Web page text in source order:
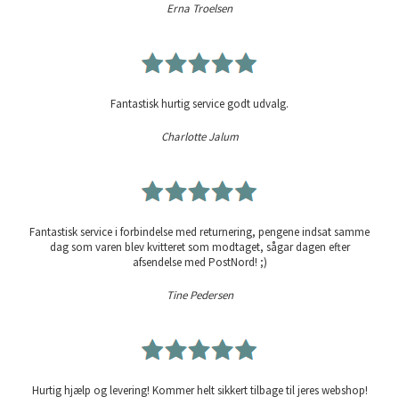
Erna Troelsen
Fantastisk hurtig service godt udvalg.
Charlotte Jalum
Fantastisk service i forbindelse med returnering, pengene indsat samme
dag som varen blev kvitteret som modtaget, sågar dagen efter
afsendelse med PostNord! ;)
Tine Pedersen
Hurtig hjælp og levering! Kommer helt sikkert tilbage til jeres webshop!